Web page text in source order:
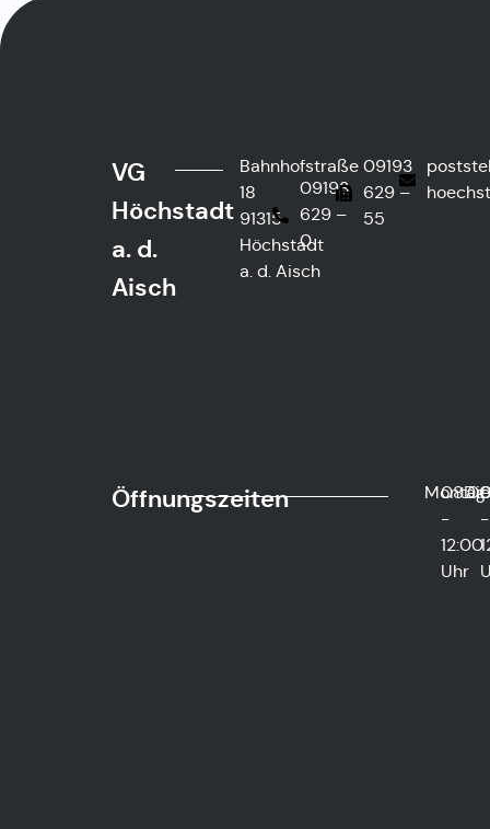
VG
Höchstadt
a. d.
Aisch
Bahnhofstraße
18
91315
Höchstadt
a. d. Aisch
09193
629 –
0
09193
629 –
55
Öffnungszeiten Montag
08:00
-
12:00
Uhr
-